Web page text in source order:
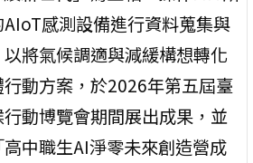
感測設備進行資料蒐集與
將氣候調適與減緩構想轉化
動方案，於2026年第五屆臺
動博覽會期間展出成果，並
中職生AI淨零未來創造營成